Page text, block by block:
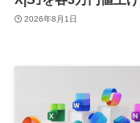
2026年8月1日